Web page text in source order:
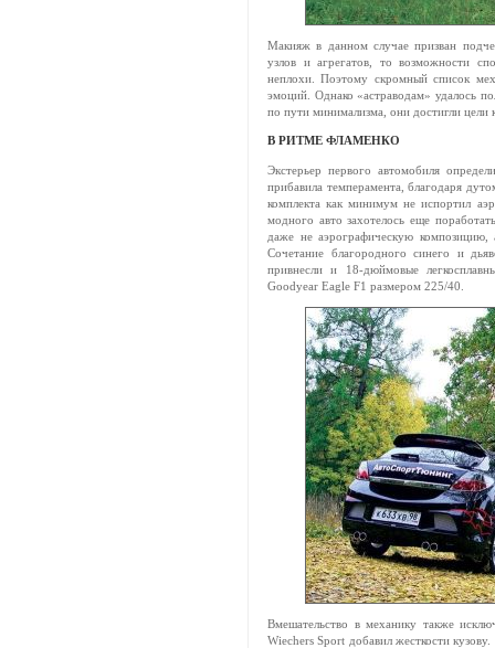
Макияж в данном случае призван
узлов и агрегатов, то возможности
неплохи. Поэтому скромный список
эмоций. Однако «астраводам» удалось
по пути минимализма, они достигли цели
В РИТМЕ ФЛАМЕНКО
Экстерьер первого автомобиля
прибавила темперамента, благодаря
комплекта как минимум не испортил
модного авто захотелось еще
даже не аэрографическую
Сочетание благородного синего и
привнесли и 18-дюймовые
Goodyear Eagle F1 размером 225/40.
Вмешательство в механику также
Wiechers Sport добавил жесткости